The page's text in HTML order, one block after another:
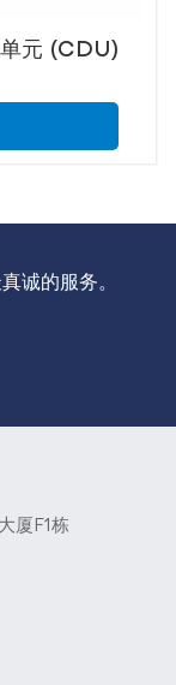
元 (CDU)
诚的服务。
厦F1栋